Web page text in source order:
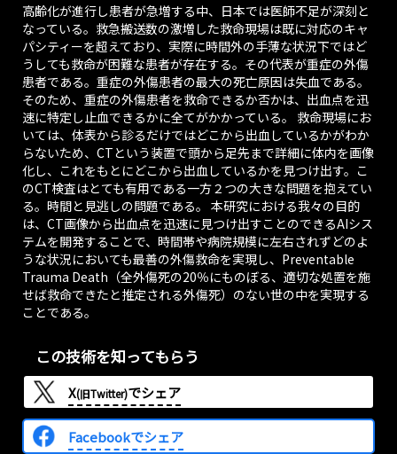
高齢化が進行し患者が急増する中、日本では医師不足が深刻と
なっている。救急搬送数の激増した救命現場は既に対応のキャ
パシティーを超えており、実際に時間外の手薄な状況下ではど
うしても救命が困難な患者が存在する。その代表が重症の外傷
患者である。重症の外傷患者の最大の死亡原因は失血である。
そのため、重症の外傷患者を救命できるか否かは、出血点を迅
速に特定し止血できるかに全てがかかっている。 救命現場にお
いては、体表から診るだけではどこから出血しているかがわか
らないため、CTという装置で頭から足先まで詳細に体内を画像
化し、これをもとにどこから出血しているかを見つけ出す。こ
のCT検査はとても有用である一方２つの大きな問題を抱えてい
る。時間と見逃しの問題である。 本研究における我々の目的
は、CT画像から出血点を迅速に見つけ出すことのできるAIシス
テムを開発することで、時間帯や病院規模に左右されずどのよ
うな状況においても最善の外傷救命を実現し、Preventable
Trauma Death（全外傷死の20％にものぼる、適切な処置を施
せば救命できたと推定される外傷死）のない世の中を実現する
ことである。
この技術を知ってもらう
X(旧Twitter)でシェア
Facebookでシェア